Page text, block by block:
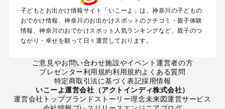
町田・相模原・愛川・上野原のプールお出かけ
新横浜・港北エリア・日吉・青葉台・鶴見のプールお出かけ
川崎のプールお出かけ
海老名・厚木のプールお出かけ
箱根（湯本・強羅・小涌谷・仙石原・芦ノ湖）のプールお出か
秦野・南足柄・丹沢のプールお出かけ
戸塚・港南・旭・瀬谷・泉（横浜）のプールお出かけ
子どもとお出かけ情報サイト「いこーよ」は、神奈川の子どもの
おでかけ情報、神奈川のお出かけスポットのクチコミ・親子体験
情報、神奈川のおでかけスポット人気ランキングなど、親子のつ
ながり・幸せを願って日々運営しております。
ご意見やお問い合わせ施設やイベント運営者の方
プレゼンター利用規約利用規約よくある質問
特定商取引法に基づく表記採用情報
いこーよ運営会社（アクトインディ株式会社）
運営会社トップブランドストーリー理念未来図運営サービス